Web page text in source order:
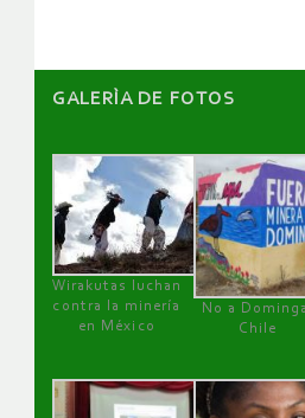
GALERÌA DE FOTOS
Wirakutas luchan
contra la minería
en México
No a
Chile